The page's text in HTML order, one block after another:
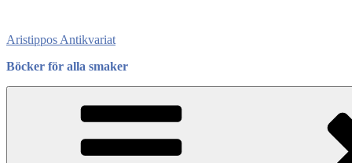
content
Aristippos Antikvariat
Böcker för alla smaker